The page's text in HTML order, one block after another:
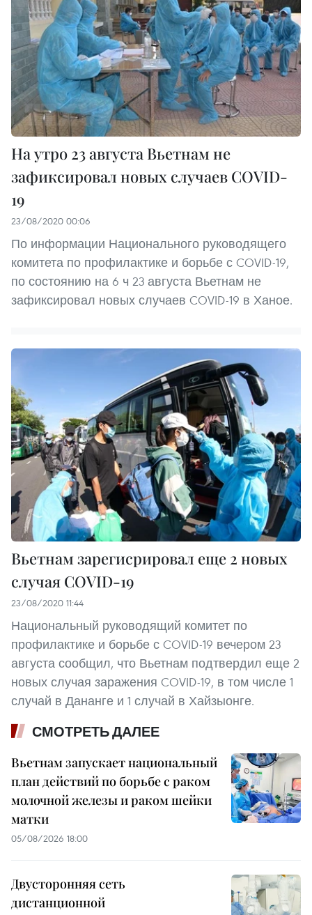
На утро 23 августа Вьетнам не
зафиксировал новых случаев COVID-
19
23/08/2020 00:06
По информации Национального руководящего
комитета по профилактике и борьбе с COVID-19,
по состоянию на 6 ч 23 августа Вьетнам не
зафиксировал новых случаев COVID-19 в Ханое.
Вьетнам зарегисрировал еще 2 новых
случая COVID-19
23/08/2020 11:44
Национальный руководящий комитет по
профилактике и борьбе с COVID-19 вечером 23
августа сообщил, что Вьетнам подтвердил еще 2
новых случая заражения COVID-19, в том числе 1
случай в Дананге и 1 случай в Хайзыонге.
СМОТРЕТЬ ДАЛЕЕ
Вьетнам запускает национальный
план действий по борьбе с раком
молочной железы и раком шейки
матки
05/08/2026 18:00
Двусторонняя сеть
дистанционной